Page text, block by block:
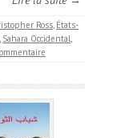
Ross, États-
, Sahara Occidental,